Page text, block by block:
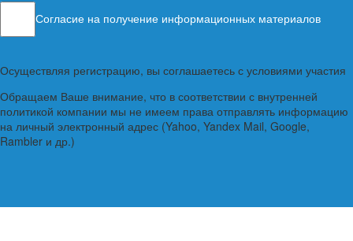
Согласие на получение информационных материалов
Осуществляя регистрацию, вы соглашаетесь с условиями участия
Обращаем Ваше внимание, что в соответствии с внутренней
политикой компании мы не имеем права отправлять информацию
на личный электронный адрес (Yahoo, Yandex Mail, Google,
Rambler и др.)